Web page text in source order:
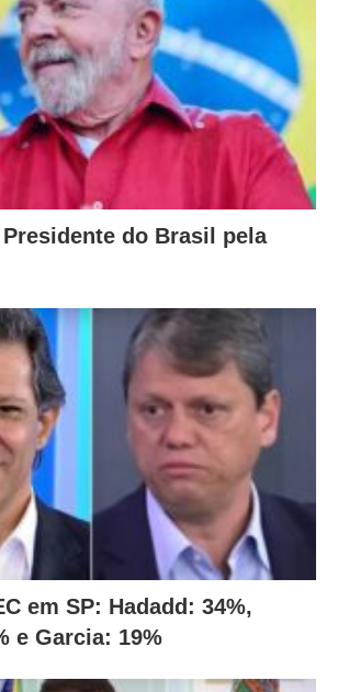
do Brasil pela
em SP: Hadadd: 34%,
e Garcia: 19%